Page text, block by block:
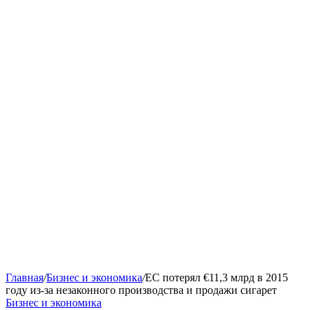
Главная/Бизнес и экономика/ЕС потерял €11,3 млрд в 2015
году из-за незаконного производства и продажи сигарет
Бизнес и экономика